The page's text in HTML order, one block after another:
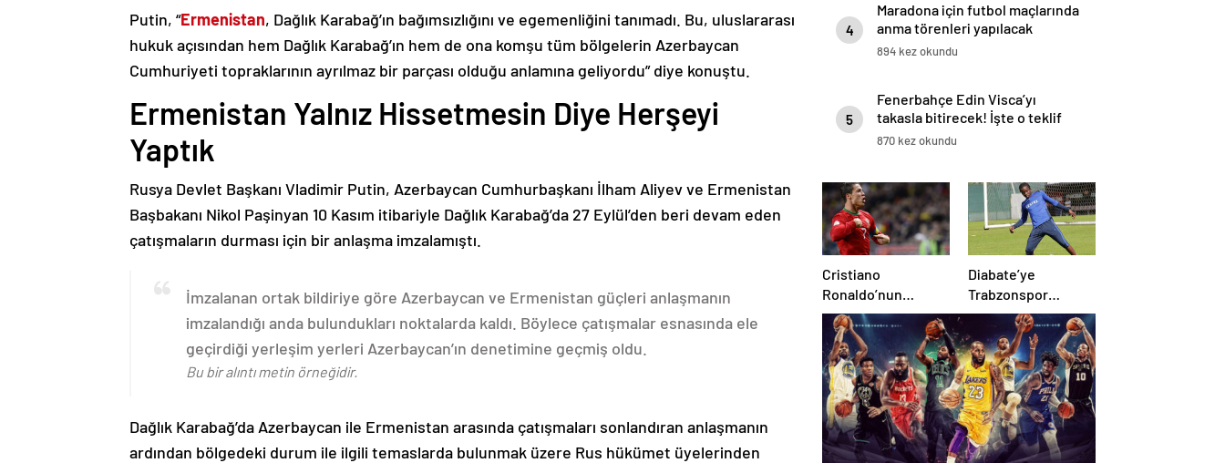
Putin, “Ermenistan, Dağlık Karabağ’ın bağımsızlığını ve egemenliğini tanımadı. Bu, uluslararası
hukuk açısından hem Dağlık Karabağ’ın hem de ona komşu tüm bölgelerin Azerbaycan
Cumhuriyeti topraklarının ayrılmaz bir parçası olduğu anlamına geliyordu” diye konuştu.
Ermenistan Yalnız Hissetmesin Diye Herşeyi
Yaptık
Rusya Devlet Başkanı Vladimir Putin, Azerbaycan Cumhurbaşkanı İlham Aliyev ve Ermenistan
Başbakanı Nikol Paşinyan 10 Kasım itibariyle Dağlık Karabağ’da 27 Eylül’den beri devam eden
çatışmaların durması için bir anlaşma imzalamıştı.
İmzalanan ortak bildiriye göre Azerbaycan ve Ermenistan güçleri anlaşmanın
imzalandığı anda bulundukları noktalarda kaldı. Böylece çatışmalar esnasında ele
geçirdiği yerleşim yerleri Azerbaycan’ın denetimine geçmiş oldu.
Bu bir alıntı metin örneğidir.
Dağlık Karabağ’da Azerbaycan ile Ermenistan arasında çatışmaları sonlandıran anlaşmanın
ardından bölgedeki durum ile ilgili temaslarda bulunmak üzere Rus hükümet üyelerinden
4
Maradona için futbol maçlarında
anma törenleri yapılacak
894 kez okundu
5
Fenerbahçe Edin Visca’yı
takasla bitirecek! İşte o teklif
870 kez okundu
Cristiano
Ronaldo’nun
akıllara zarar tüm
kariyerinin
istatistiğini çıkardık
!
Diabate’ye
Trabzonspor
yönetiminden
kesik! .